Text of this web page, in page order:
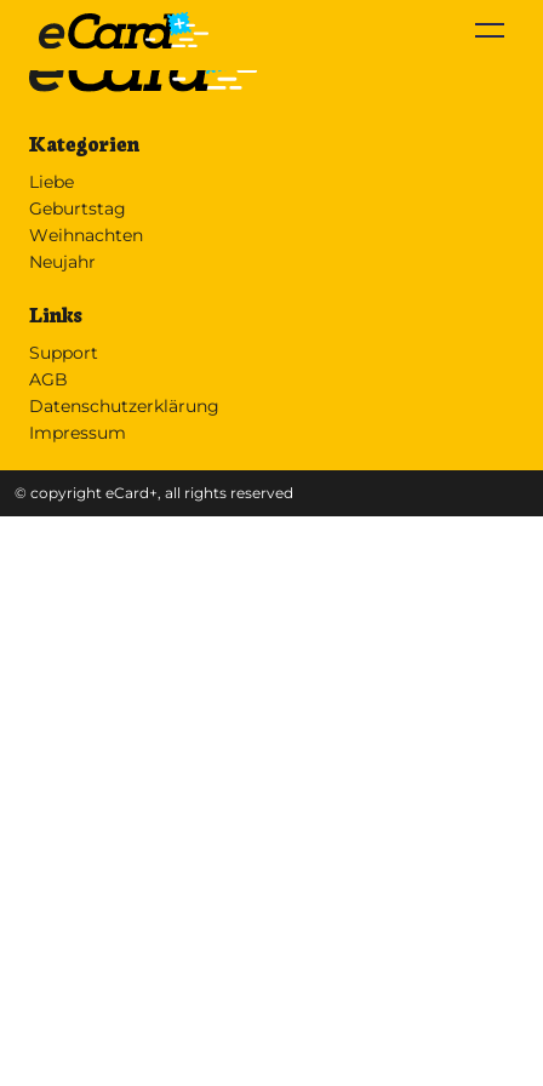
Kategorien
Liebe
Geburtstag
Weihnachten
Neujahr
Links
Support
AGB
Datenschutzerklärung
Impressum
© copyright eCard+, all rights reserved